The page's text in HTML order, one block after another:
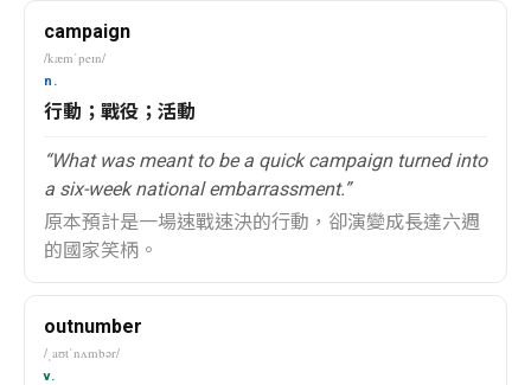
campaign
/kæmˈpeɪn/
n.
行動；戰役；活動
“What was meant to be a quick campaign turned into
a six-week national embarrassment.”
原本預計是一場速戰速決的行動，卻演變成長達六週
的國家笑柄。
outnumber
/ˌaʊtˈnʌmbər/
v.